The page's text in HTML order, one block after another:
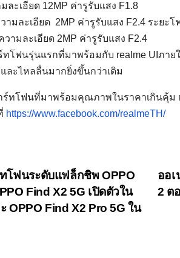
ละเอียด 12MP ค่ารูรับแสง F1.8
ามละเอียด 2MP ค่ารูรับแสง F2.4 ระยะโ
วามละเอียด 2MP ค่ารูรับแสง F2.4
ทโฟนรุ่นแรกที่มาพร้อมกับ realme UIภา
ละไหลลื่นมากยิ่งขึ้นกว่าเดิม
ร์ทโฟนที่มาพร้อมคุณภาพในราคาเกินคุ้ม
https://www.facebook.com/realmeTH/
ออ
2 ต
โฟนระดับแฟล็กชิพ OPPO
Find X2 5G เปิดตัวใน
OPPO Find X2 Pro 5G ใน